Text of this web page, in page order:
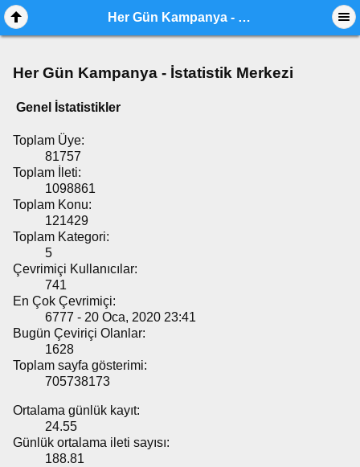
Her Gün Kampanya - İstatistik Merkezi
Her Gün Kampanya - İstatistik Merkezi
Genel İstatistikler
Toplam Üye:
81757
Toplam İleti:
1098861
Toplam Konu:
121429
Toplam Kategori:
5
Çevrimiçi Kullanıcılar:
741
En Çok Çevrimiçi:
6777 - 20 Oca, 2020 23:41
Bugün Çeviriçi Olanlar:
1628
Toplam sayfa gösterimi:
705738173
Ortalama günlük kayıt:
24.55
Günlük ortalama ileti sayısı:
188.81